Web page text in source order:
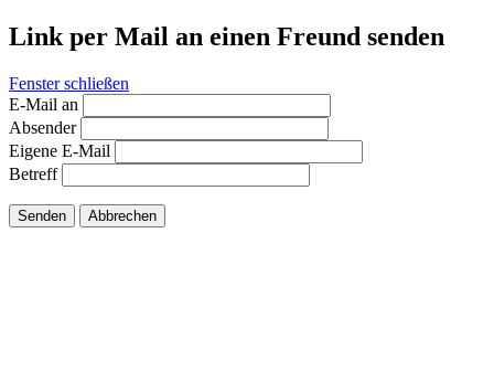
Link per Mail an einen Freund senden
Fenster schließen
E-Mail an
Absender
Eigene E-Mail
Betreff
Senden Abbrechen